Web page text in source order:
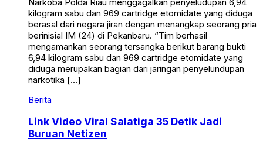
kilogram sabu dan 969 cartridge etomidate yang diduga
berasal dari negara jiran dengan menangkap seorang pria
berinisial IM (24) di Pekanbaru. “Tim berhasil
mengamankan seorang tersangka berikut barang bukti
6,94 kilogram sabu dan 969 cartridge etomidate yang
diduga merupakan bagian dari jaringan penyelundupan
narkotika […]
Berita
Link Video Viral Salatiga 35 Detik Jadi
Buruan Netizen